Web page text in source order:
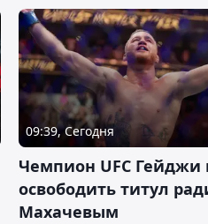
09:39, Сегодня
Чемпион UFC
освободить титул
Махачевым